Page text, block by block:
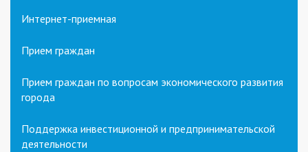
Интернет-приемная
Прием граждан
Прием граждан по вопросам экономического развития
города
Поддержка инвестиционной и предпринимательской
деятельности